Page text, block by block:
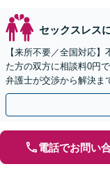
セックスレス
【来所不要／全国対応
た方の双方に相談料0円
弁護士が交渉から解決ま
手金の返還保証もありま
電話でお問い